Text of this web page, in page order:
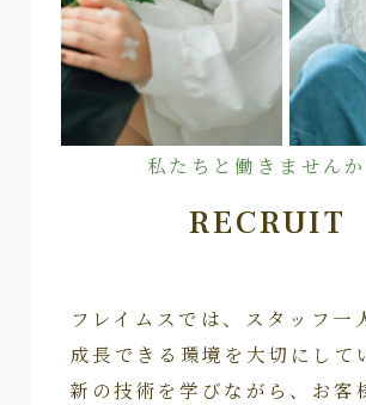
私たちと働きませんか
RECRUIT
フレイムスでは、スタッフ一
成長できる環境を大切にして
新の技術を学びながら、お客